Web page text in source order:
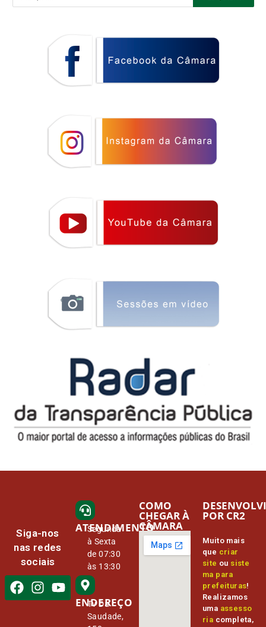
Siga-nos
nas redes
sociais
ATENDIMENTO
Segunda
à Sexta
de 07:30
às 13:30
ENDEREÇO
Tv Da
Saudade,
COMO
CHEGAR À
CÂMARA
Muito mais
que criar
site ou siste
ma para
prefeituras!
Realizamos
uma assesso
ria completa,
POR CR2